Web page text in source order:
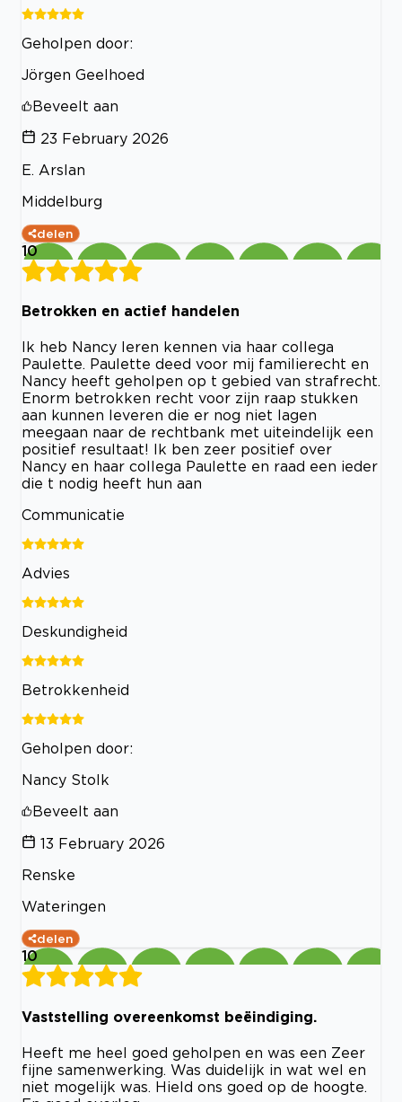
Geholpen door:
Jörgen Geelhoed
Beveelt aan
23 February 2026
E. Arslan
Middelburg
delen
10
Betrokken en actief handelen
Ik heb Nancy leren kennen via haar collega
Paulette. Paulette deed voor mij familierecht en
Nancy heeft geholpen op t gebied van strafrecht.
Enorm betrokken recht voor zijn raap stukken
aan kunnen leveren die er nog niet lagen
meegaan naar de rechtbank met uiteindelijk een
positief resultaat! Ik ben zeer positief over
Nancy en haar collega Paulette en raad een ieder
die t nodig heeft hun aan
Communicatie
Advies
Deskundigheid
Betrokkenheid
Geholpen door:
Nancy Stolk
Beveelt aan
13 February 2026
Renske
Wateringen
delen
10
Vaststelling overeenkomst beëindiging.
Heeft me heel goed geholpen en was een Zeer
fijne samenwerking. Was duidelijk in wat wel en
niet mogelijk was. Hield ons goed op de hoogte.